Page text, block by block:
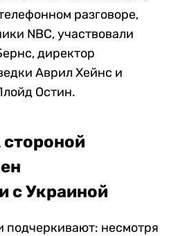
разговоре,
NBC, участвовали
директор
Аврил Хейнс и
Остин.
с Украиной
подчеркивают: несмотря